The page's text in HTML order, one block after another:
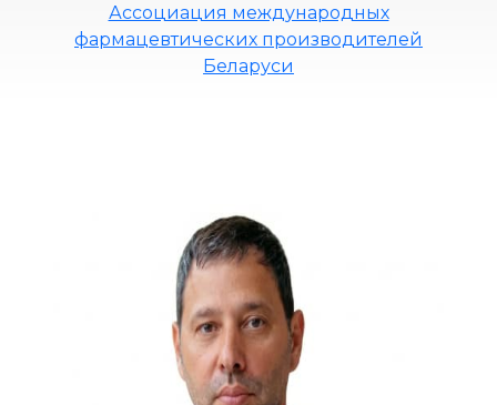
Ассоциация международных
фармацевтических производителей
Беларуси